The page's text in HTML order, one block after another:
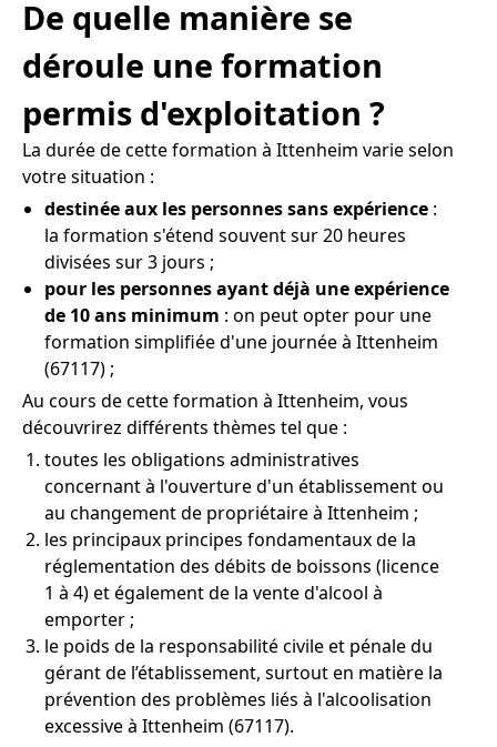
De quelle manière se
déroule une formation
permis d'exploitation ?
La durée de cette formation à Ittenheim varie selon
votre situation :
destinée aux les personnes sans expérience :
la formation s'étend souvent sur 20 heures
divisées sur 3 jours ;
pour les personnes ayant déjà une expérience
de 10 ans minimum : on peut opter pour une
formation simplifiée d'une journée à Ittenheim
(67117) ;
Au cours de cette formation à Ittenheim, vous
découvrirez différents thèmes tel que :
toutes les obligations administratives
concernant à l'ouverture d'un établissement ou
au changement de propriétaire à Ittenheim ;
les principaux principes fondamentaux de la
réglementation des débits de boissons (licence
1 à 4) et également de la vente d'alcool à
emporter ;
le poids de la responsabilité civile et pénale du
gérant de l’établissement, surtout en matière la
prévention des problèmes liés à l'alcoolisation
excessive à Ittenheim (67117).